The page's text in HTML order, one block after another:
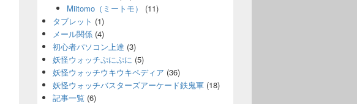
Miitomo（ミートモ）
(11)
タブレット (1)
メール関係 (4)
初心者パソコン上達 (3)
妖怪ウォッチぷにぷに (5)
妖怪ウォッチウキウキペディア (36)
妖怪ウォッチバスターズアーケード鉄鬼軍 (18)
記事一覧 (6)